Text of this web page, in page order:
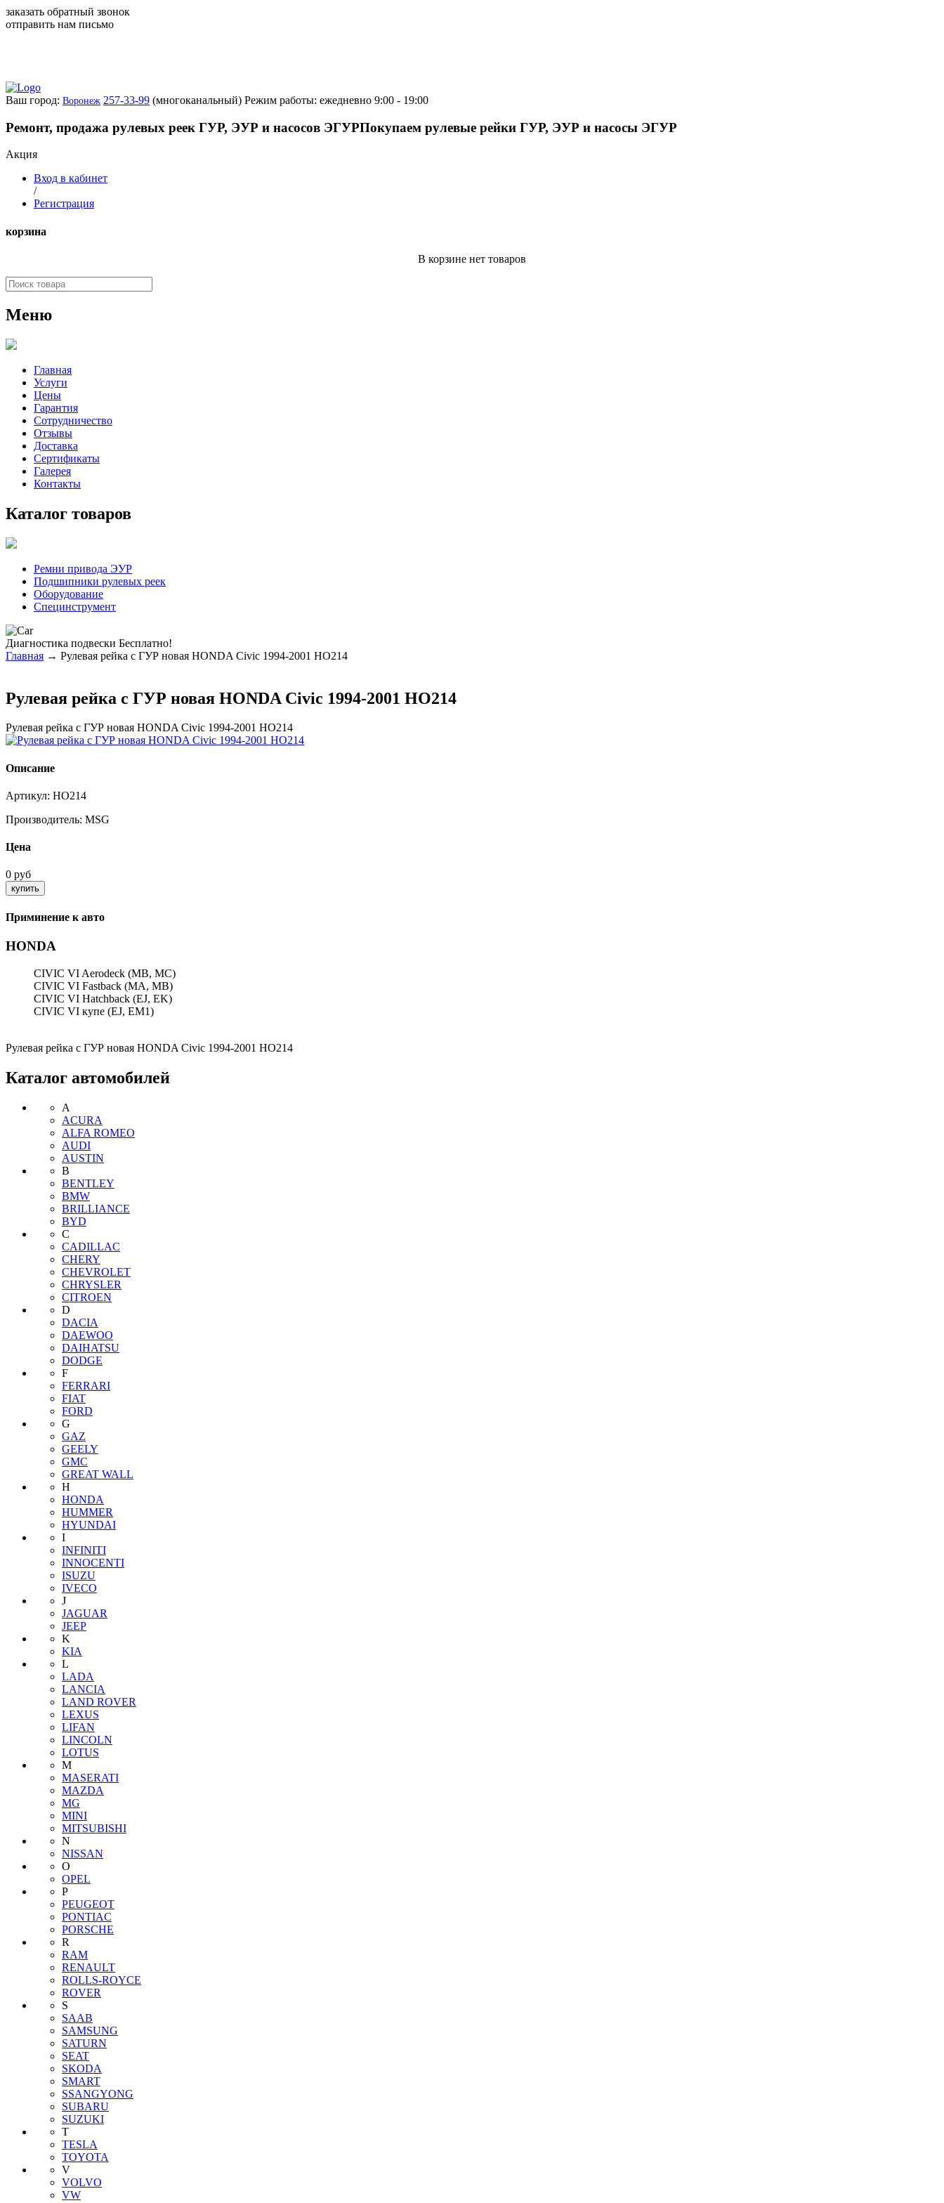
заказать обратный звонок
отправить нам письмо
Ваш город: Воронеж 257-33-99 (многоканальный) Режим работы: ежедневно 9:00 - 19:00
Ремонт, продажа рулевых реек ГУР, ЭУР и насосов ЭГУРПокупаем рулевые рейки ГУР, ЭУР и насосы ЭГУР
Акция
Вход в кабинет
/
Регистрация
корзина
В корзине нет товаров
Меню
Главная
Услуги
Цены
Гарантия
Сотрудничество
Отзывы
Доставка
Сертификаты
Галерея
Контакты
Каталог товаров
Ремни привода ЭУР
Подшипники рулевых реек
Оборудование
Специнструмент
Диагностика подвески Бесплатно!
Главная → Рулевая рейка с ГУР новая HONDA Civic 1994-2001 HO214
Рулевая рейка с ГУР новая HONDA Civic 1994-2001 HO214
Рулевая рейка с ГУР новая HONDA Civic 1994-2001 HO214
Описание
Артикул: HO214
Производитель: MSG
Цена
0 руб
Приминение к авто
HONDA
CIVIC VI Aerodeck (MB, MC)
CIVIC VI Fastback (MA, MB)
CIVIC VI Hatchback (EJ, EK)
CIVIC VI купе (EJ, EM1)
Рулевая рейка с ГУР новая HONDA Civic 1994-2001 HO214
Каталог автомобилей
A
ACURA
ALFA ROMEO
AUDI
AUSTIN
B
BENTLEY
BMW
BRILLIANCE
BYD
C
CADILLAC
CHERY
CHEVROLET
CHRYSLER
CITROEN
D
DACIA
DAEWOO
DAIHATSU
DODGE
F
FERRARI
FIAT
FORD
G
GAZ
GEELY
GMC
GREAT WALL
H
HONDA
HUMMER
HYUNDAI
I
INFINITI
INNOCENTI
ISUZU
IVECO
J
JAGUAR
JEEP
K
KIA
L
LADA
LANCIA
LAND ROVER
LEXUS
LIFAN
LINCOLN
LOTUS
M
MASERATI
MAZDA
MG
MINI
MITSUBISHI
N
NISSAN
O
OPEL
P
PEUGEOT
PONTIAC
PORSCHE
R
RAM
RENAULT
ROLLS-ROYCE
ROVER
S
SAAB
SAMSUNG
SATURN
SEAT
SKODA
SMART
SSANGYONG
SUBARU
SUZUKI
T
TESLA
TOYOTA
V
VOLVO
VW